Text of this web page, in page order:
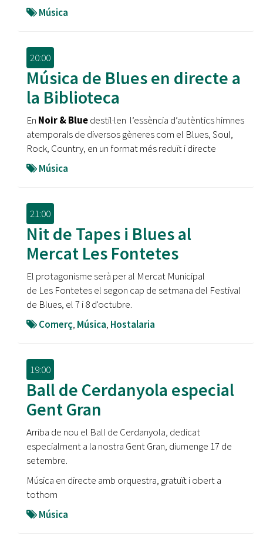
Música
20:00
Música de Blues en directe a
la Biblioteca
En Noir & Bluedestil·len l’essència d’autèntics himnes
atemporals de diversos gèneres com el Blues, Soul,
Rock, Country, en un format més reduït i directe
Música
21:00
Nit de Tapes i Blues al
Mercat Les Fontetes
El protagonisme serà per al Mercat Municipal
de Les Fontetes el segon cap de setmana del Festival
de Blues, el 7 i 8 d'octubre.
Comerç, Música, Hostalaria
19:00
Ball de Cerdanyola especial
Gent Gran
Arriba de nou el Ball de Cerdanyola, dedicat
especialment a la nostra Gent Gran, diumenge 17 de
setembre.
Música en directe amb orquestra, gratuït i obert a
tothom
Música